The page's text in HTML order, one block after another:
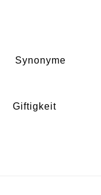
Synonyme
Giftigkeit